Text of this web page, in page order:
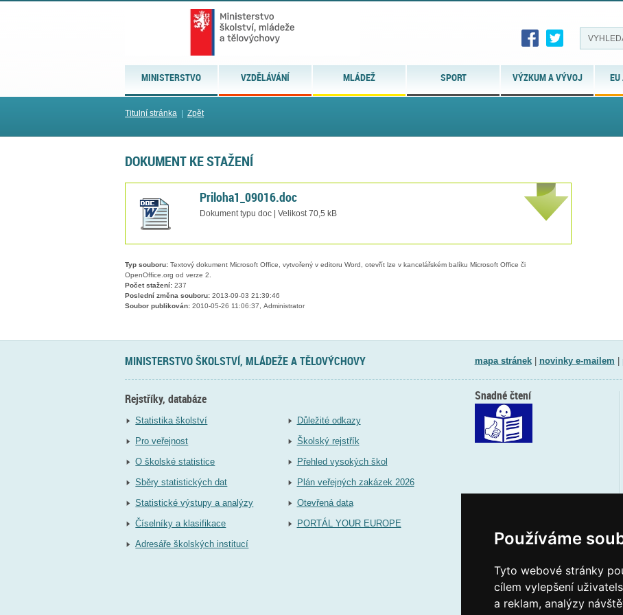
Používáme
Tyto webové stránky
cílem vylepšení
a reklam, analýzy
MINISTERSTVO VZDĚLÁVÁNÍ MLÁDEŽ SPORT VÝZKUM A VÝVOJ EU
Titulní stránka Zpět
DOKUMENT KE STAŽENÍ
Priloha1_09016.doc
Dokument typu doc | Velikost 70,5 kB
Typ souboru: Textový dokument Microsoft Office, vytvořený v editoru Word, otevřít lze v kancelářském balíku Microsoft Office či
OpenOffice.org od verze 2.
Počet stažení: 237
Poslední změna souboru: 2013-09-03 21:39:46
Soubor publikován: 2010-05-26 11:06:37, Administrator
MINISTERSTVO ŠKOLSTVÍ, MLÁDEŽE A TĚLOVÝCHOVY mapa stránek| novinky e-mailem
Rejstříky, databáze
Statistika školství
Pro veřejnost
O školské statistice
Sběry statistických dat
Statistické výstupy a analýzy
Číselníky a klasifikace
Adresáře školských institucí
Důležité odkazy
Školský rejstřík
Přehled vysokých škol
Plán veřejných zakázek 2026
Otevřená data
PORTÁL YOUR EUROPE
Snadné čtení